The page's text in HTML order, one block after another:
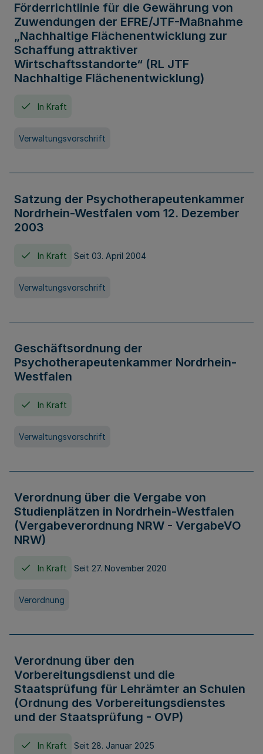
Förderrichtlinie für die Gewährung von
Zuwendungen der EFRE/JTF-Maßnahme
„Nachhaltige Flächenentwicklung zur
Schaffung attraktiver
Wirtschaftsstandorte“ (RL JTF
Nachhaltige Flächenentwicklung)
In Kraft
Verwaltungsvorschrift
Satzung der Psychotherapeutenkammer
Nordrhein-Westfalen vom 12. Dezember
2003
In Kraft Seit 03. April 2004
Verwaltungsvorschrift
Geschäftsordnung der
Psychotherapeutenkammer Nordrhein-
Westfalen
In Kraft
Verwaltungsvorschrift
Verordnung über die Vergabe von
Studienplätzen in Nordrhein-Westfalen
(Vergabeverordnung NRW - VergabeVO
NRW)
In Kraft Seit 27. November 2020
Verordnung
Verordnung über den
Vorbereitungsdienst und die
Staatsprüfung für Lehrämter an Schulen
(Ordnung des Vorbereitungsdienstes
und der Staatsprüfung - OVP)
In Kraft Seit 28. Januar 2025